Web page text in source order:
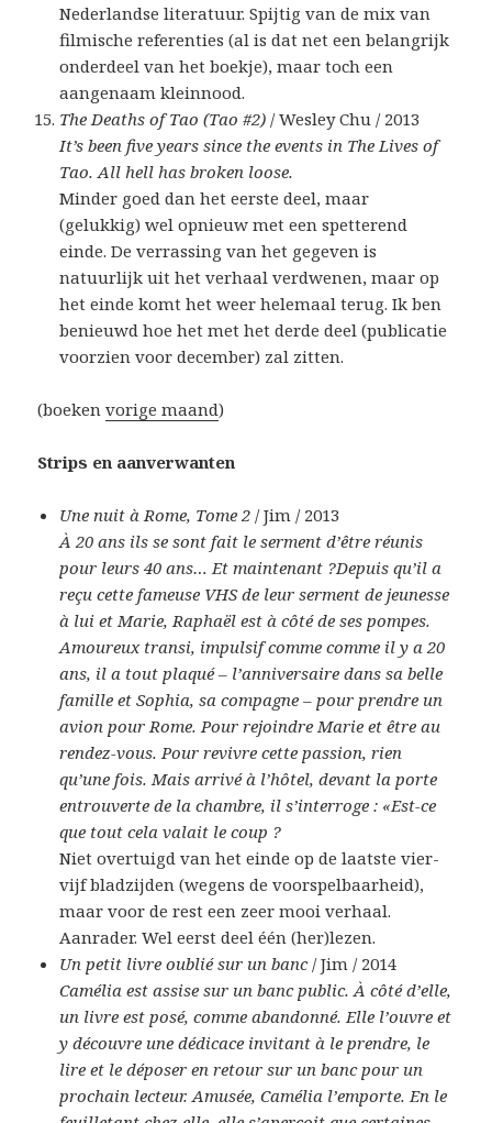
Nederlandse literatuur. Spijtig van de mix van
filmische referenties (al is dat net een belangrijk
onderdeel van het boekje), maar toch een
aangenaam kleinnood.
The Deaths of Tao (Tao #2) / Wesley Chu / 2013
It’s been five years since the events in The Lives of
Tao. All hell has broken loose.
Minder goed dan het eerste deel, maar
(gelukkig) wel opnieuw met een spetterend
einde. De verrassing van het gegeven is
natuurlijk uit het verhaal verdwenen, maar op
het einde komt het weer helemaal terug. Ik ben
benieuwd hoe het met het derde deel (publicatie
voorzien voor december) zal zitten.
(boekenvorige maand)
Strips en aanverwanten
Une nuit à Rome, Tome 2 / Jim / 2013
À 20 ans ils se sont fait le serment d’être réunis
pour leurs 40 ans… Et maintenant ?Depuis qu’il a
reçu cette fameuse VHS de leur serment de jeunesse
à lui et Marie, Raphaël est à côté de ses pompes.
Amoureux transi, impulsif comme comme il y a 20
ans, il a tout plaqué – l’anniversaire dans sa belle
famille et Sophia, sa compagne – pour prendre un
avion pour Rome. Pour rejoindre Marie et être au
rendez-vous. Pour revivre cette passion, rien
qu’une fois. Mais arrivé à l’hôtel, devant la porte
entrouverte de la chambre, il s’interroge : «Est-ce
que tout cela valait le coup ?
Niet overtuigd van het einde op de laatste vier-
vijf bladzijden (wegens de voorspelbaarheid),
maar voor de rest een zeer mooi verhaal.
Aanrader. Wel eerst deel één (her)lezen.
Un petit livre oublié sur un banc/ Jim / 2014
Camélia est assise sur un banc public. À côté d’elle,
un livre est posé, comme abandonné. Elle l’ouvre et
y découvre une dédicace invitant à le prendre, le
lire et le déposer en retour sur un banc pour un
prochain lecteur. Amusée, Camélia l’emporte. En le